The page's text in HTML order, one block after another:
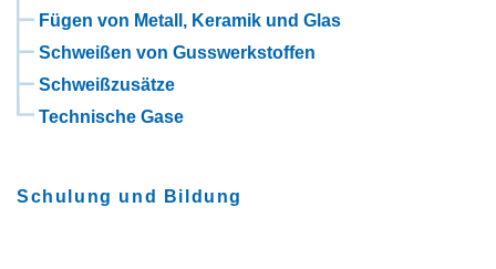
Fügen von Metall, Keramik und Glas
Schweißen von Gusswerkstoffen
Schweißzusätze
Technische Gase
Schulung und Bildung